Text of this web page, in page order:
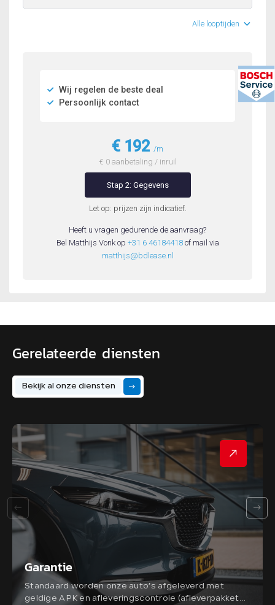
Gerelateerde diensten
Bekijk al onze diensten
Garantie
Standaard worden onze auto’s afgeleverd met
geldige APK en afleveringscontrole (afleverpakket